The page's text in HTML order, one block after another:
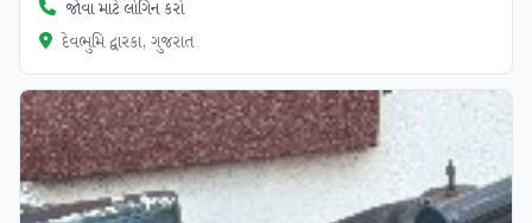
જોવા માટે લોગિન કરો
દેવભુમિ દ્વારકા, ગુજરાત